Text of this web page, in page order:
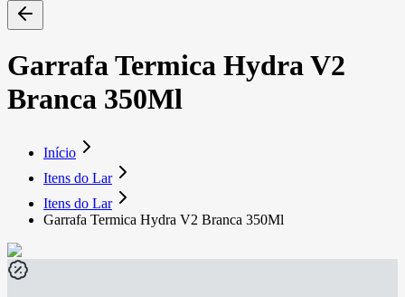
Garrafa Termica Hydra V2
Branca 350Ml
Início
Itens do Lar
Itens do Lar
Garrafa Termica Hydra V2 Branca 350Ml